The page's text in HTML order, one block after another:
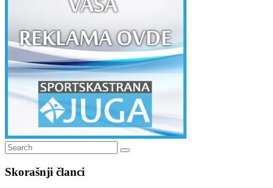
Search
for:
Search
Skorašnji članci